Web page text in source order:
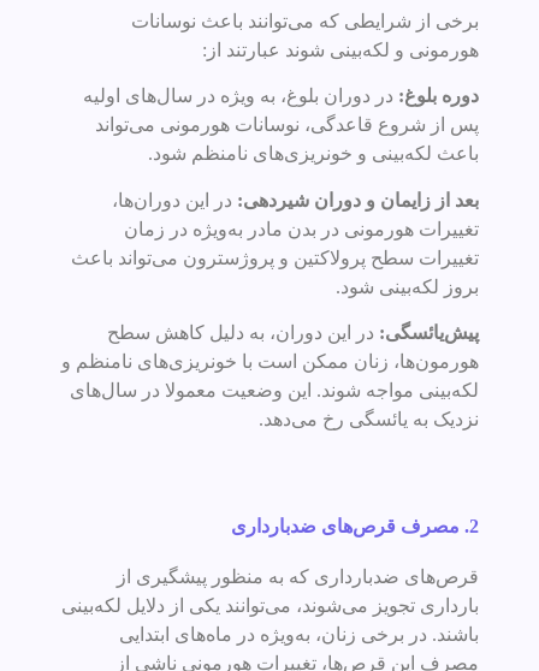
برخی از شرایطی که می‌توانند باعث نوسانات
هورمونی و لکه‌بینی شوند عبارتند از:
دوره بلوغ: در دوران بلوغ، به ویژه در سال‌های اولیه
پس از شروع قاعدگی، نوسانات هورمونی می‌تواند
باعث لکه‌بینی و خونریزی‌های نامنظم شود.
بعد از زایمان و دوران شیردهی: در این دوران‌ها،
تغییرات هورمونی در بدن مادر به‌ویژه در زمان
تغییرات سطح پرولاکتین و پروژسترون می‌تواند باعث
بروز لکه‌بینی شود.
پیش‌یائسگی: در این دوران، به دلیل کاهش سطح
هورمون‌ها، زنان ممکن است با خونریزی‌های نامنظم و
لکه‌بینی مواجه شوند. این وضعیت معمولا در سال‌های
نزدیک به یائسگی رخ می‌دهد.
2. مصرف قرص‌های ضدبارداری
قرص‌های ضدبارداری که به منظور پیشگیری از
بارداری تجویز می‌شوند، می‌توانند یکی از دلایل لکه‌بینی
باشند. در برخی زنان، به‌ویژه در ماه‌های ابتدایی
مصرف این قرص‌ها، تغییرات هورمونی ناشی از